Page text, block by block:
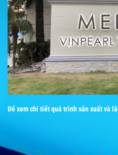
Để xem chi tiết quá trình sản xuất và